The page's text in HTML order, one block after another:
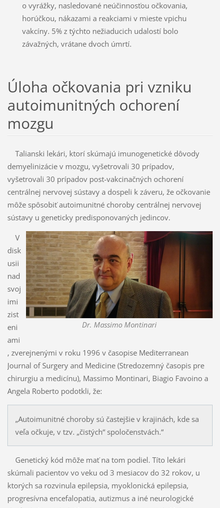
o vyrážky, nasledované neúčinnosťou očkovania,
horúčkou, nákazami a reakciami v mie­ste vpichu
vakcíny. 5% z týchto nežiaducich udalostí bolo
závažných, vrátane dvoch úmrtí.
Úloha očkovania pri vzniku
autoimunitných ochorení
mozgu
Talianski lekári, ktorí skúmajú imunogenetické dôvody
demyelinizácie v mozgu, vyšetrovali 30 prípadov,
vyšetrovali 30 prípadov post-vakcinačných ochorení
centrálnej nervovej sústavy a dospeli k záveru, že očkovanie
môže spôsobiť autoimunitné choroby centrálnej nervovej
sústavy u genetic­ky predisponovaných jedincov.
Dr. Massimo Montinari
V
disk
usii
nad
svoj
imi
zist
eni
ami
, zverejnenými v roku 1996 v časopise Mediterranean
Journal of Surgery and Medicine (Stredozemný časopis pre
chirurgiu a medicínu), Massimo Montinari, Biagio Favoino a
Angela Roberto podotkli, že:
„Autoimunitné choroby sú častejšie v krajinách, kde sa
veľa očkuje, v tzv. „čistých“ spoločenstvách.“
Genetický kód môže mať na tom podiel. Títo lekári
skúmali pacientov vo veku od 3 mesiacov do 32 rokov, u
ktorých sa rozvinula epilepsia, myoklonická epilepsia,
progresívna encefalopatia, autiz­mus a iné neurologické